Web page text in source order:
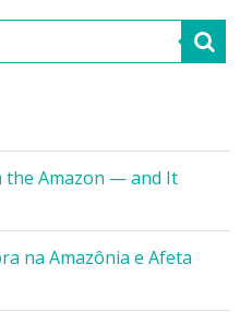
the Amazon — and It
na Amazônia e Afeta